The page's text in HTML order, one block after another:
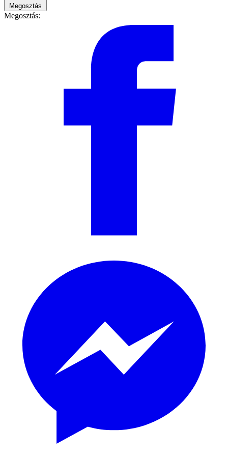
Megosztás
Megosztás: